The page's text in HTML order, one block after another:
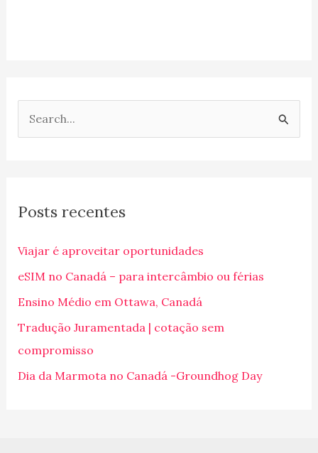
u
s
a
r
p
o
r
Posts recentes
Viajar é aproveitar oportunidades
eSIM no Canadá – para intercâmbio ou férias
Ensino Médio em Ottawa, Canadá
Tradução Juramentada | cotação sem
compromisso
Dia da Marmota no Canadá -Groundhog Day